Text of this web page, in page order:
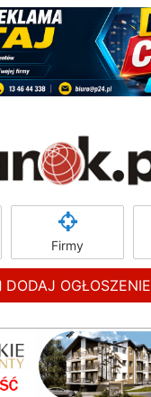
Firmy
DODAJ OGŁOSZENIE